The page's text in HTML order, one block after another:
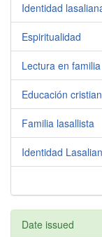
Identidad
Espiritualidad
Lectura en familia
Educación
Familia lasallista
Identidad
Date issued